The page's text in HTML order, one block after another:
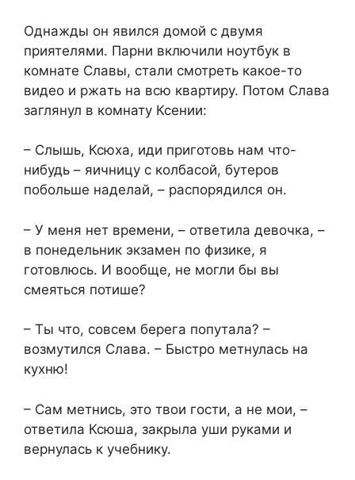
Однажды он явился домой с двумя
приятелями. Парни включили ноутбук в
комнате Славы, стали смотреть какое-то
видео и pжaть на всю квартиру. Потом Слава
заглянул в комнату Ксении:
– Слышь, Ксюха, иди приготовь нам что-
нибудь – яичницу с колбасой, бутеров
побольше наделай, – распорядился он.
– У меня нет времени, – ответила девочка, –
в понедельник экзамен по физике, я
готовлюсь. И вообще, не могли бы вы
смеяться потише?
– Ты что, совсем берега попутала? –
возмутился Слава. – Быстро метнулась на
кухню!
– Сам метнись, это твои гости, а не мои, –
ответила Ксюша, закрыла уши руками и
вернулась к учебнику.